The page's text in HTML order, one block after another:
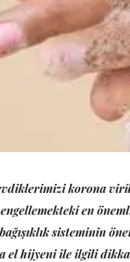
korona
en
sisteminin
el hijyeni ile ilgili